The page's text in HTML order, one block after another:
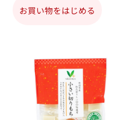
お買い物をはじめる